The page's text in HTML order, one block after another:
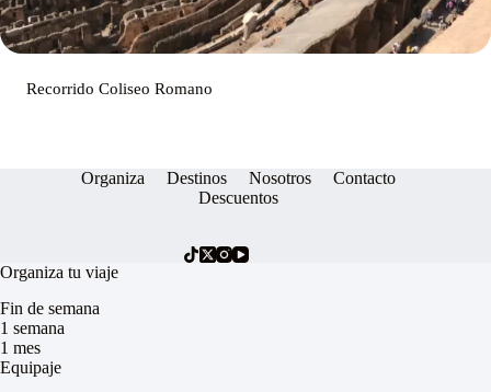
Recorrido Coliseo Romano
Organiza Destinos Nosotros
Contacto
Descuentos
Organiza tu viaje
Fin de semana
1 semana
1 mes
Equipaje